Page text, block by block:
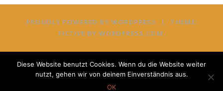
PROUDLY POWERED BY WORDPRESS |
THEME:
FICTIVE BY WORDPRESS.COM.
Diese Website benutzt Cookies. Wenn du die Website weiter
nutzt, gehen wir von deinem Einverständnis aus.
OK